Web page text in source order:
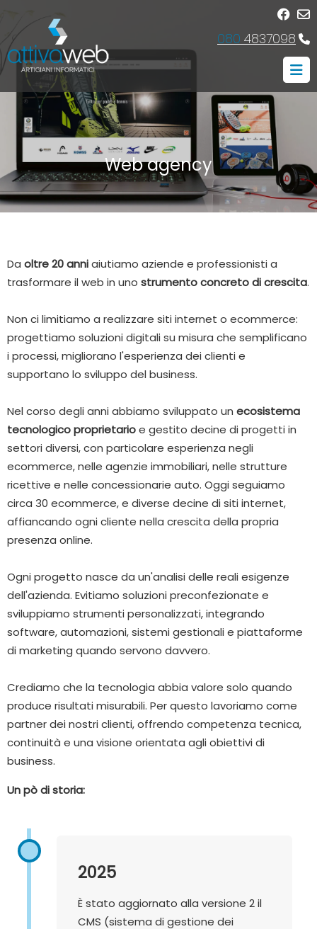
080 4837098
Web agency
Da oltre 20 anniaiutiamo aziende e professionisti a
trasformare il web in uno strumento concreto di crescita.
Non ci limitiamo a realizzare siti internet o ecommerce:
progettiamo soluzioni digitali su misura che semplificano
i processi, migliorano l'esperienza dei clienti e
supportano lo sviluppo del business.
Nel corso degli anni abbiamo sviluppato un ecosistema
tecnologico proprietarioe gestito decine di progetti in
settori diversi, con particolare esperienza negli
ecommerce, nelle agenzie immobiliari, nelle strutture
ricettive e nelle concessionarie auto. Oggi seguiamo
circa 30 ecommerce, e diverse decine di siti internet,
affiancando ogni cliente nella crescita della propria
presenza online.
Ogni progetto nasce da un'analisi delle reali esigenze
dell'azienda. Evitiamo soluzioni preconfezionate e
sviluppiamo strumenti personalizzati, integrando
software, automazioni, sistemi gestionali e piattaforme
di marketing quando servono davvero.
Crediamo che la tecnologia abbia valore solo quando
produce risultati misurabili. Per questo lavoriamo come
partner dei nostri clienti, offrendo competenza tecnica,
continuità e una visione orientata agli obiettivi di
business.
Un pò di storia:
2025
È stato aggiornato alla versione 2 il
CMS (sistema di gestione dei